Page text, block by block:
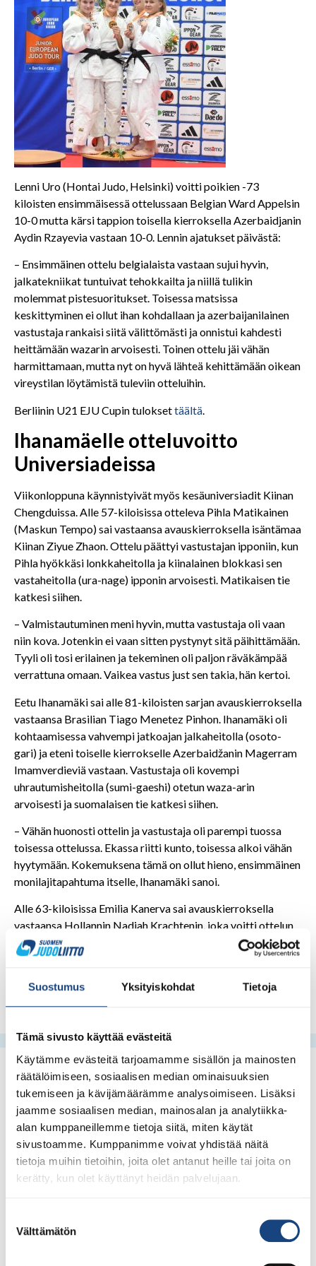
Suostumus Yksityiskohdat Tietoja
Tämä sivusto käyttää evästeitä
Käytämme evästeitä tarjoamamme sisällön ja mainosten
räätälöimiseen, sosiaalisen median ominaisuuksien
tukemiseen ja kävijämäärämme analysoimiseen. Lisäksi
jaamme sosiaalisen median, mainosalan ja analytiikka-
alan kumppaneillemme tietoja siitä, miten käytät
sivustoamme. Kumppanimme voivat yhdistää näitä
tietoja muihin tietoihin, joita olet antanut heille tai joita on
kerätty, kun olet käyttänyt heidän palvelujaan.
valinta
Välttämätön
Lenni Uro (Hontai Judo, Helsinki) voitti poikien -73
kiloisten ensimmäisessä ottelussaan Belgian Ward Appelsin
10-0 mutta kärsi tappion toisella kierroksella Azerbaidjanin
Aydin Rzayevia vastaan 10-0. Lennin ajatukset päivästä:
– Ensimmäinen ottelu belgialaista vastaan sujui hyvin,
jalkatekniikat tuntuivat tehokkailta ja niillä tulikin
molemmat pistesuoritukset. Toisessa matsissa
keskittyminen ei ollut ihan kohdallaan ja azerbaijanilainen
vastustaja rankaisi siitä välittömästi ja onnistui kahdesti
heittämään wazarin arvoisesti. Toinen ottelu jäi vähän
harmittamaan, mutta nyt on hyvä lähteä kehittämään oikean
vireystilan löytämistä tuleviin otteluihin.
Berliinin U21 EJU Cupin tuloksettäältä
Ihanamäelle otteluvoitto
Universiadeissa
Viikonloppuna käynnistyivät myös kesäuniversiadit Kiinan
Chengduissa. Alle 57-kiloisissa otteleva Pihla Matikainen
(Maskun Tempo) sai vastaansa avauskierroksella isäntämaa
Kiinan Ziyue Zhaon. Ottelu päättyi vastustajan ipponiin, kun
Pihla hyökkäsi lonkkaheitolla ja kiinalainen blokkasi sen
vastaheitolla (ura-nage) ipponin arvoisesti. Matikaisen tie
katkesi siihen.
– Valmistautuminen meni hyvin, mutta vastustaja oli vaan
niin kova. Jotenkin ei vaan sitten pystynyt sitä päihittämään.
Tyyli oli tosi erilainen ja tekeminen oli paljon räväkämpää
verrattuna omaan. Vaikea vastus just sen takia, hän kertoi.
Eetu Ihanamäki sai alle 81-kiloisten sarjan avauskierroksella
vastaansa Brasilian Tiago Menetez Pinhon. Ihanamäki oli
kohtaamisessa vahvempi jatkoajan jalkaheitolla (osoto-
gari) ja eteni toiselle kierrokselle Azerbaidžanin Magerram
Imamverdieviä vastaan. Vastustaja oli kovempi
uhrautumisheitolla (sumi-gaeshi) otetun waza-arin
arvoisesti ja suomalaisen tie katkesi siihen.
– Vähän huonosti ottelin ja vastustaja oli parempi tuossa
toisessa ottelussa. Ekassa riitti kunto, toisessa alkoi vähän
hyytymään. Kokemuksena tämä on ollut hieno, ensimmäinen
monilajitapahtuma itselle, Ihanamäki sanoi.
Alle 63-kiloisissa Emilia Kanerva sai avauskierroksella
vastaansa Hollannin Nadiah Krachtenin, joka voitti ottelun
jatkoajan jalkaheitolla (ouchi-gari) ja Kanervan matka
katkesi siihen.
Universiadien judotuloksettäältä.